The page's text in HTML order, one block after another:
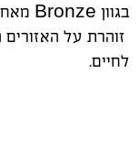
בגוון Bronze
זוהרת על
לחיים.